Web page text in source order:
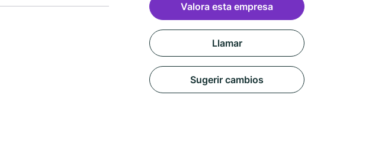
Valora esta empresa
Llamar
Sugerir cambios